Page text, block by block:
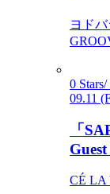
ヨド
0
09.11
「
CÉ LA